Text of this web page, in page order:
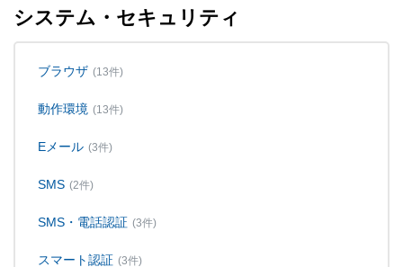
システム・セキュリティ
ブラウザ (13件)
動作環境 (13件)
Eメール (3件)
SMS (2件)
SMS・電話認証 (3件)
スマート認証 (3件)